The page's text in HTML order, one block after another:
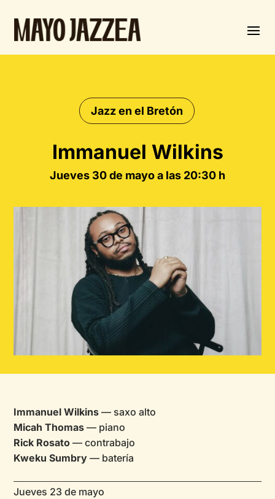
Jazz en el Bretón
Immanuel Wilkins
Jueves 30 de mayo a las 20:30 h
Immanuel Wilkins — saxo alto
Micah Thomas — piano
Rick Rosato — contrabajo
Kweku Sumbry — batería
Jueves 23 de mayo